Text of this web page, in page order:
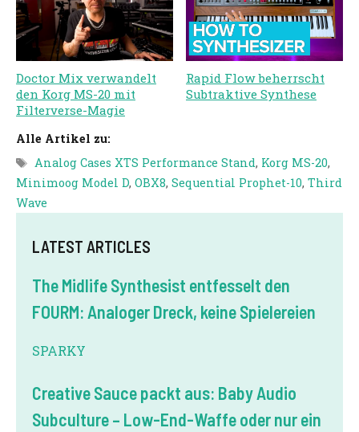
Doctor Mix verwandelt
den Korg MS-20 mit
Filterverse-Magie
Rapid Flow beherrscht
Subtraktive Synthese
Alle Artikel zu:
Tags
Analog Cases XTS Performance Stand, Korg MS-20,
Minimoog Model D, OBX8, Sequential Prophet-10, Third
Wave
LATEST ARTICLES
The Midlife Synthesist entfesselt den
FOURM: Analoger Dreck, keine Spielereien
SPARKY
Creative Sauce packt aus: Baby Audio
Subculture – Low-End-Waffe oder nur ein